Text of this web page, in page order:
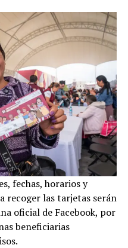
fechas, horarios y
recoger las tarjetas serán
oficial de Facebook, por
beneficiarias